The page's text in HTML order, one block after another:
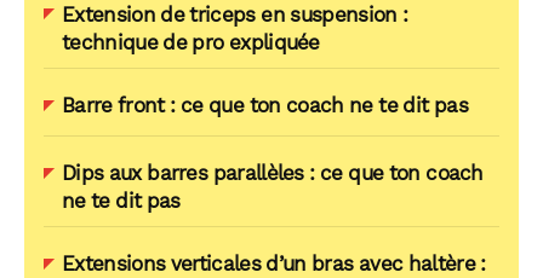
Extension de triceps en suspension :
technique de pro expliquée
Barre front : ce que ton coach ne te dit pas
Dips aux barres parallèles : ce que ton coach
ne te dit pas
Extensions verticales d’un bras avec haltère :